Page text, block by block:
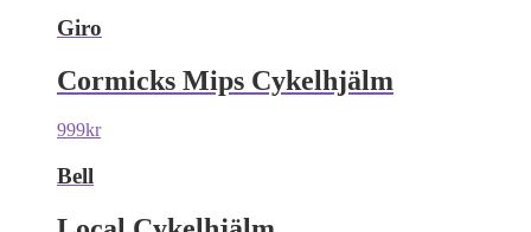
Giro
Cormicks Mips Cykelhjälm
999kr
Bell